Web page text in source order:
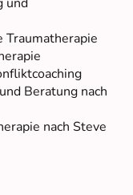
Traumatherapie
Beratung nach
nach Steve